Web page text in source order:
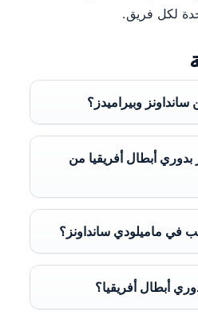
لكل فريق.
وبيراميدز؟
بدوري أبطال أفريقيا من
في ماميلودي سانداونز؟
أبطال أفريقيا؟